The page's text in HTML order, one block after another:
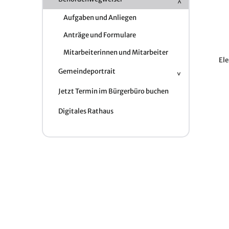
Aufgaben und Anliegen
Anträge und Formulare
Mitarbeiterinnen und Mitarbeiter
Gemeindeportrait
Jetzt Termin im Bürgerbüro buchen
Digitales Rathaus